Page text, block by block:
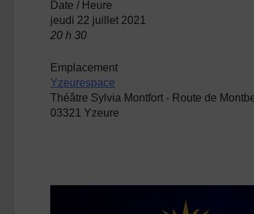
Date / Heure
jeudi 22 juillet 2021
20 h 30
Emplacement
Yzeurespace
Théâtre Sylvia Montfort - Route de
03321 Yzeure